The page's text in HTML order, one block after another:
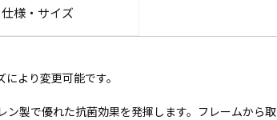
仕様・サイズ
より変更可能です。
製で優れた抗菌効果を発揮します。フレームから取